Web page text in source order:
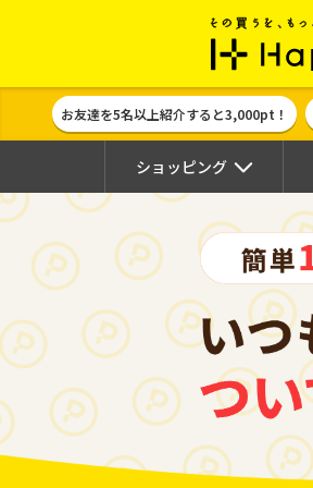
お友達を5名以上紹介すると3,000pt！
ショッピング